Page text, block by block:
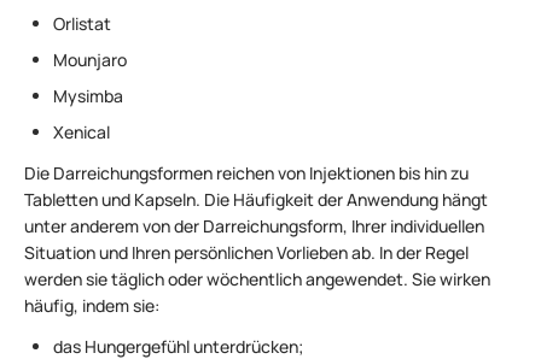
Orlistat
Mounjaro
Mysimba
Xenical
Die Darreichungsformen reichen von Injektionen bis hin zu
Tabletten und Kapseln. Die Häufigkeit der Anwendung hängt
unter anderem von der Darreichungsform, Ihrer individuellen
Situation und Ihren persönlichen Vorlieben ab. In der Regel
werden sie täglich oder wöchentlich angewendet. Sie wirken
häufig, indem sie:
das Hungergefühl unterdrücken;